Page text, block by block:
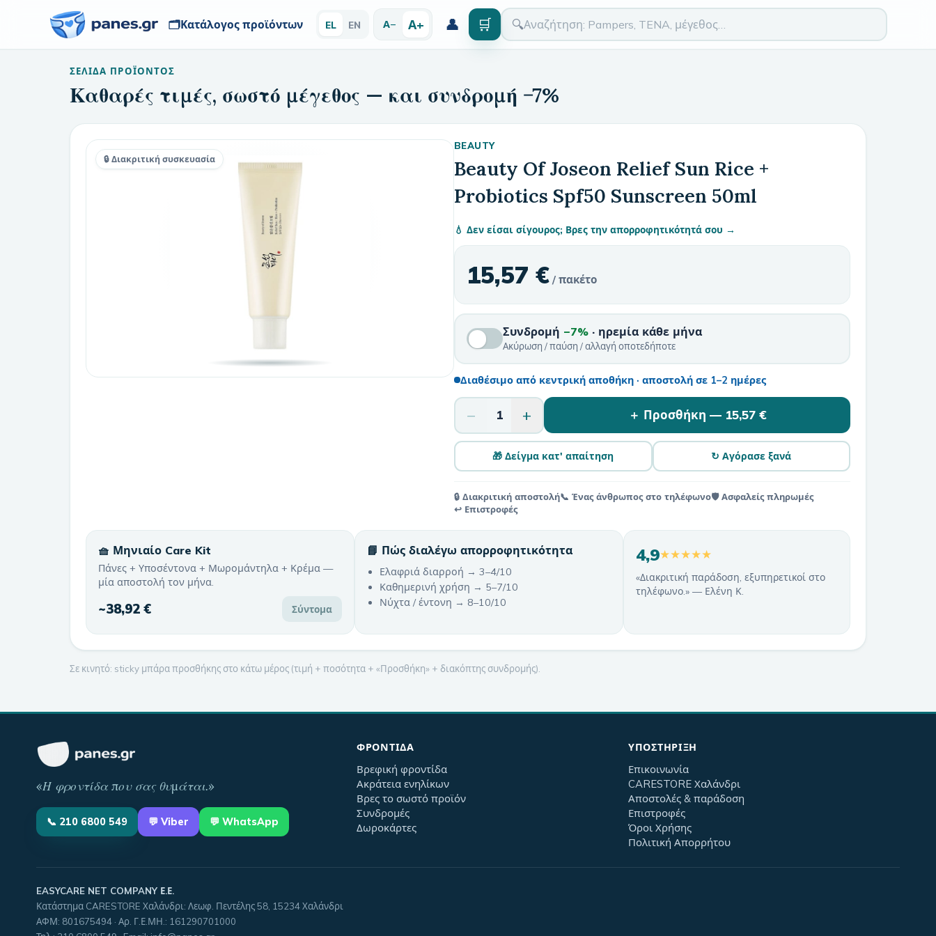
🔍
🗂️Κατάλογος προϊόντων EL EN Α− Α+ 👤 🛒
ΣΕΛΊΔΑ ΠΡΟΪΌΝΤΟΣ
Καθαρές τιμές, σωστό μέγεθος — και συνδρομή −7%
🔒 Διακριτική συσκευασία
BEAUTY
Beauty Of Joseon Relief Sun Rice +
Probiotics Spf50 Sunscreen 50ml
💧 Δεν είσαι σίγουρος; Βρες την απορροφητικότητά σου →
15,57 € / πακέτο
Συνδρομή −7%· ηρεμία κάθε μήνα
Ακύρωση / παύση / αλλαγή οποτεδήποτε
Διαθέσιμο από κεντρική αποθήκη · αποστολή σε 1–2 ημέρες
− 1 + ＋ Προσθήκη — 15,57 €
🎁 Δείγμα κατ' απαίτηση ↻ Αγόρασε ξανά
🔒 Διακριτική αποστολή📞 Ένας άνθρωπος στο τηλέφωνο🛡️ Ασφαλείς πληρωμές
↩️ Επιστροφές
🧺 Μηνιαίο Care Kit
Πάνες + Υποσέντονα + Μωρομάντηλα + Κρέμα —
μία αποστολή τον μήνα.
~38,92 € Σύντομα
📘 Πώς διαλέγω απορροφητικότητα
Ελαφριά διαρροή → 3–4/10
Καθημερινή χρήση → 5–7/10
Νύχτα / έντονη → 8–10/10
4,9★★★★★
«Διακριτική παράδοση, εξυπηρετικοί στο
τηλέφωνο.» — Ελένη Κ.
Σε κινητό: sticky μπάρα προσθήκης στο κάτω μέρος (τιμή + ποσότητα + «Προσθήκη» + διακόπτης συνδρομής).
«Η φροντίδα που σας θυμάται.»
📞 210 6800 549 💬 Viber 💬 WhatsApp
ΦΡΟΝΤΊΔΑ
Βρεφική φροντίδα
Ακράτεια ενηλίκων
Βρες το σωστό προϊόν
Συνδρομές
Δωροκάρτες
ΥΠΟΣΤΉΡΙΞΗ
Επικοινωνία
CARESTORE Χαλάνδρι
Αποστολές & παράδοση
Επιστροφές
Όροι Χρήσης
Πολιτική Απορρήτου
EASYCARE NET COMPANY Ε.Ε.
Κατάστημα CARESTORE Χαλάνδρι: Λεωφ. Πεντέλης 58, 15234 Χαλάνδρι
ΑΦΜ: 801675494 · Αρ. Γ.Ε.ΜΗ.: 161290701000